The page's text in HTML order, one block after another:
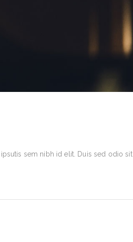
sem nibh id elit. Duis sed odio sit